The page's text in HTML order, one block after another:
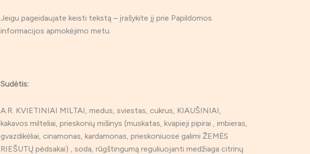
Jeigu pageidaujate keisti tekstą – įrašykite jį prie Papildomos
informacijos apmokėjimo metu.
Sudėtis:
A.R. KVIETINIAI MILTAI, medus, sviestas, cukrus, KIAUŠINIAI,
kakavos milteliai, prieskonių mišinys (muskatas, kvapieji pipirai , imbieras,
gvazdikėliai, cinamonas, kardamonas, prieskoniuose galimi ŽEMĖS
RIEŠUTŲ pėdsakai) , soda, rūgštingumą reguliuojanti medžiaga citrinų